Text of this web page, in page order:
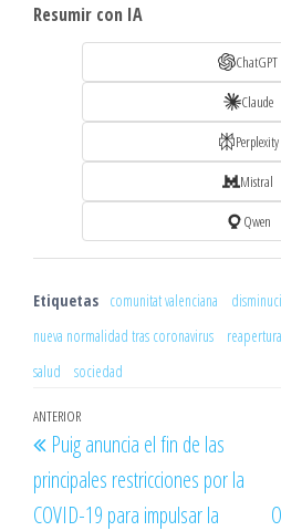
Resumir con IA
ChatGPT
Claude
Perplexity
Mistral
Qwen
Etiquetas comunitat valenciana
nueva normalidad tras coronavirus
salud
sociedad
Navegación
de
entradas
Entrada
anterior
ANTERIOR
Puig anuncia el fin de las
principales restricciones por la
COVID-19 para impulsar la